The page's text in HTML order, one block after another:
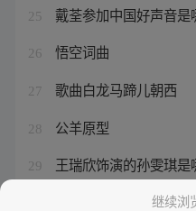
25 戴荃参加中国好声音是
26 悟空词曲
27 歌曲白龙马蹄儿朝西
28 公羊原型
29 王瑞欣饰演的孙雯琪是
戴荃悟空中国好声音现
继续浏